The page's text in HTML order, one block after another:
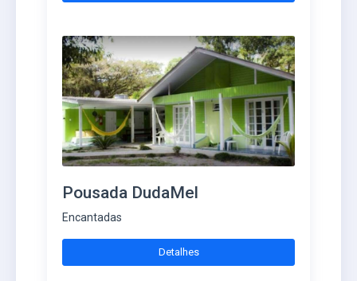
Pousada DudaMel
Encantadas
Detalhes